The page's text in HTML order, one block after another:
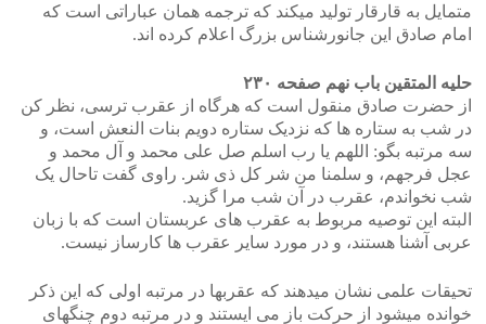
متمایل به قارقار تولید میکند که ترجمه همان عباراتی است که
امام صادق این جانورشناس بزرگ اعلام کرده اند.
حلیه المتقین باب نهم صفحه ۲۳۰
از حضرت صادق منقول است که هرگاه از عقرب ترسی، نظر کن
در شب به ستاره ها که نزدیک ستاره دویم بنات النعش است، و
سه مرتبه بگو: اللهم یا رب اسلم صل علی محمد و آل محمد و
عجل فرجهم، و سلمنا من شر کل ذی شر. راوی گفت تاحال یک
شب نخواندم، عقرب در آن شب مرا گزید.
البته این توصیه مربوط به عقرب های عربستان است که با زبان
عربی آشنا هستند، و در مورد سایر عقرب ها کارساز نیست.
تحیقات علمی نشان میدهند که عقربها در مرتبه اولی که این ذکر
خوانده میشود از حرکت باز می ایستند و در مرتبه دوم چنگهای